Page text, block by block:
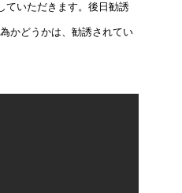
ていただきます。後日勧誘
かどうかは、勧誘されてい